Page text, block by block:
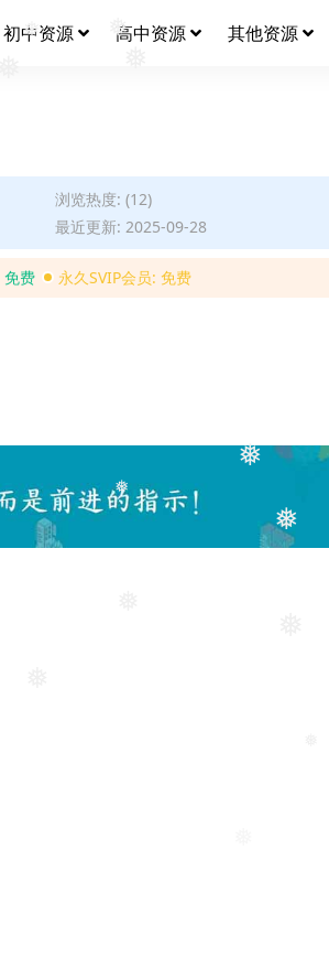
❅
❅
❅
❅
初中资源 高中资源 其他资源
浏览热度: (12)
最近更新: 2025-09-28
免费 永久SVIP会员: 免费